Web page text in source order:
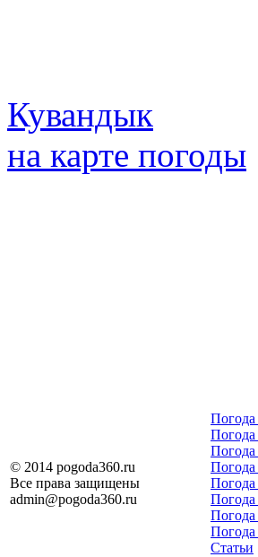
Кувандык
на карте погоды
© 2014 pogoda360.ru
Все права защищены
admin@pogoda360.ru
Погода
Погода
Статьи